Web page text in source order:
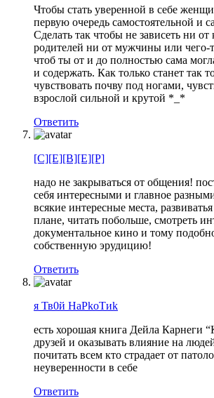
Чтобы стать уверенной в себе
первую очередь самостоятельной и
Сделать так чтобы не зависеть ни от
родителей ни от мужчины или чего-
чтоб ты от и до полностью сама
и содержать. Как только станет так
чувствовать почву под ногами,
взрослой сильной и крутой *_*
Ответить
[C][E][B][E][P]
надо не закрываться от общения!
себя интересными и главное
всякие интересные места,
плане, читать побольше, смотреть
документальное кино и тому
собственную эрудицию!
Ответить
я Тв0й НаРkоТиk
есть хорошая книга Дейла Карнеги
друзей и оказывать влияние на
почитать всем кто страдает от
неуверенности в себе
Ответить